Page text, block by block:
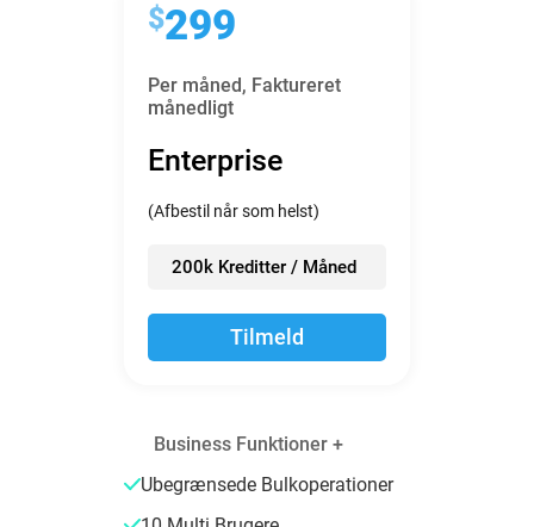
$299
Per måned, Faktureret
månedligt
Enterprise
(Afbestil når som helst)
200k Kreditter / Måned
Tilmeld
Business Funktioner +
Ubegrænsede Bulkoperationer